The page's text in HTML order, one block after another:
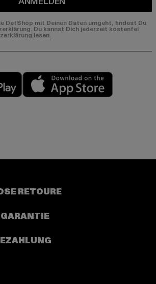
DefShop mit Deinen Daten umgeht, findest Du
Du kannst Dich jederzeit kostenfei
lesen.
Play market
RETOURE